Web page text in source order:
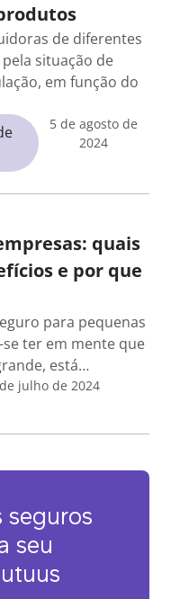
de diferentes
situação de
em função do
5 de agosto de
2024
quais
e por que
para pequenas
ter em mente que
está…
julho de 2024
seguros
seu